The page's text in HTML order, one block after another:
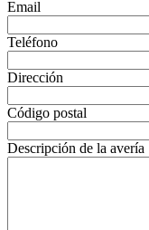
Email
Teléfono
Dirección
Código postal
Descripción de la avería